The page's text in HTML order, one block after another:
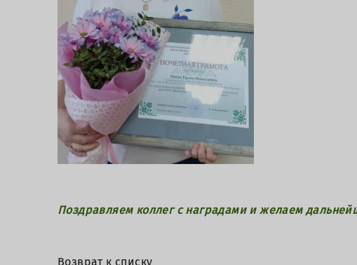
Поздравляем коллег с наградами и желаем